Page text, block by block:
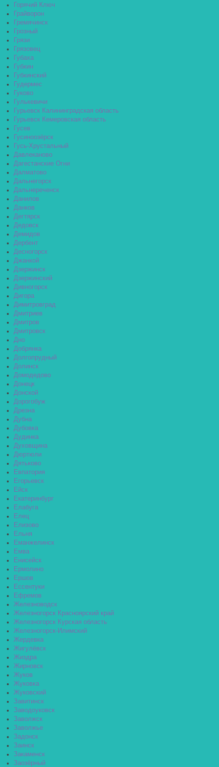
Горячий Ключ
Грайворон
Гремячинск
Грозный
Грязи
Грязовец
Губаха
Губкин
Губкинский
Гудермес
Гуково
Гулькевичи
Гурьевск Калининградская область
Гурьевск Кемеровская область
Гусев
Гусиноозёрск
Гусь-Хрустальный
Давлеканово
Дагестанские Огни
Далматово
Дальнегорск
Дальнереченск
Данилов
Данков
Дегтярск
Дедовск
Демидов
Дербент
Десногорск
Джанкой
Дзержинск
Дзержинский
Дивногорск
Дигора
Димитровград
Дмитриев
Дмитров
Дмитровск
Дно
Добрянка
Долгопрудный
Долинск
Домодедово
Донецк
Донской
Дорогобуж
Дрезна
Дубна
Дубовка
Дудинка
Духовщина
Дюртюли
Дятьково
Евпатория
Егорьевск
Ейск
Екатеринбург
Елабуга
Елец
Елизово
Ельня
Еманжелинск
Емва
Енисейск
Ермолино
Ершов
Ессентуки
Ефремов
Железноводск
Железногорск Красноярский край
Железногорск Курская область
Железногорск-Илимский
Жердевка
Жигулёвск
Жиздра
Жирновск
Жуков
Жуковка
Жуковский
Завитинск
Заводоуковск
Заволжск
Заволжье
Задонск
Заинск
Закаменск
Заозёрный